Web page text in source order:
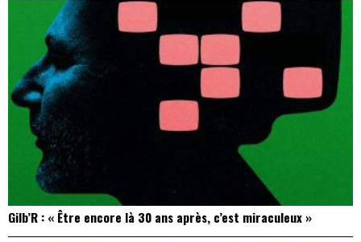
Gilb’R : « Être encore là 30 ans après, c’est miraculeux »